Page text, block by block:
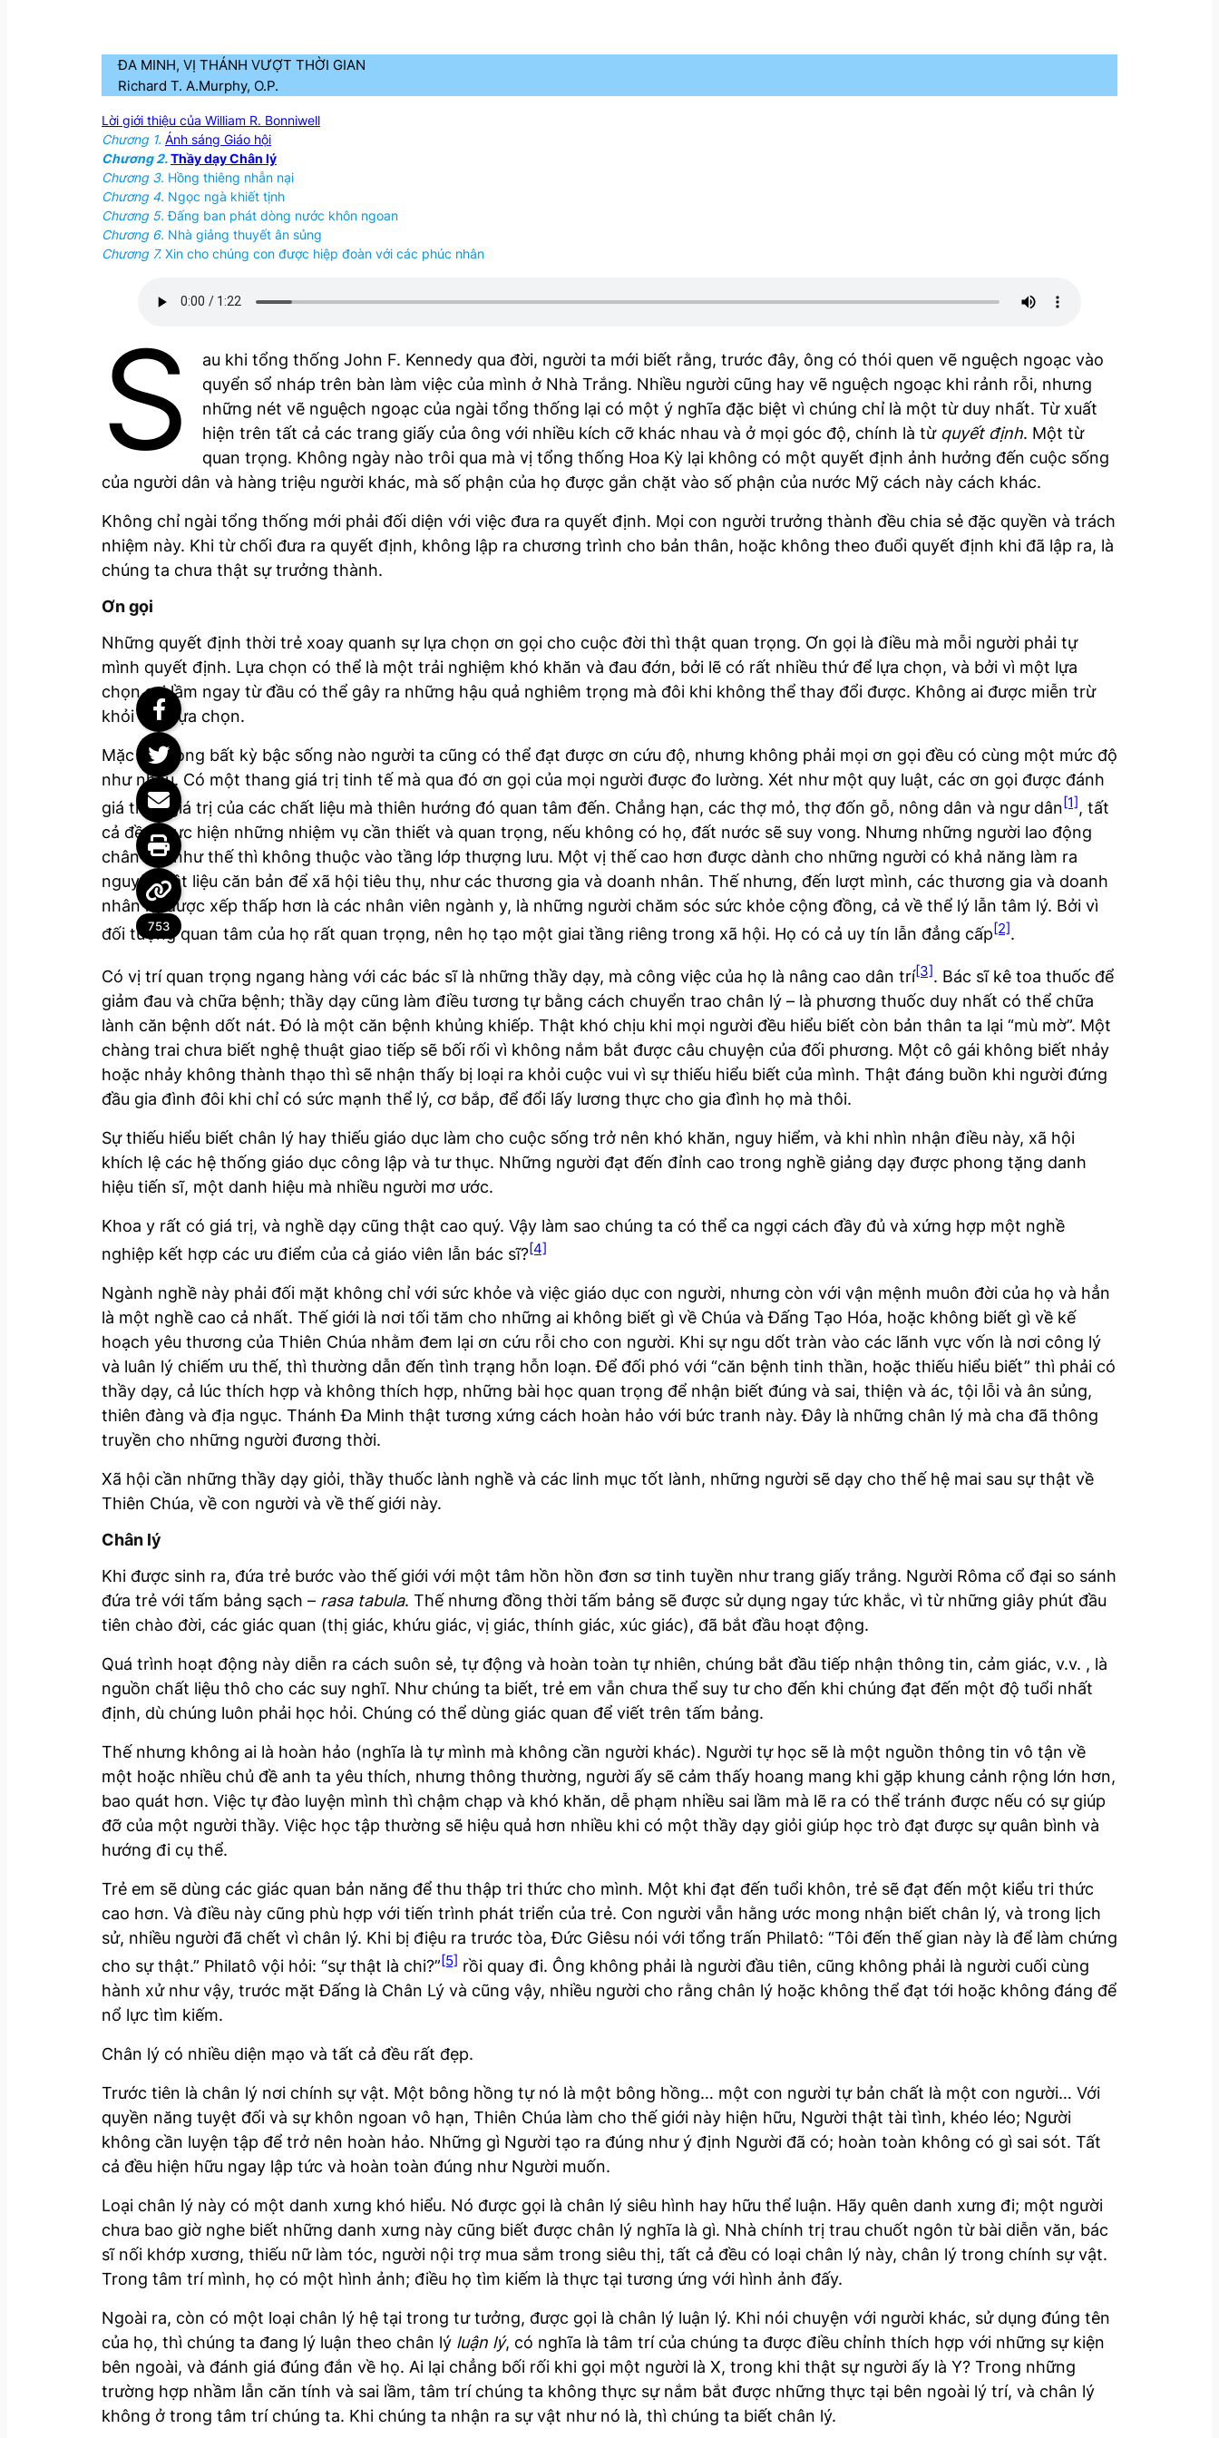
ĐA MINH, VỊ THÁNH VƯỢT THỜI GIAN
Richard T. A.Murphy, O.P.
Lời giới thiệu của William R. Bonniwell
Chương 1. Ánh sáng Giáo hội
Chương 2.Thầy dạy Chân lý
Chương 3. Hồng thiêng nhẫn nại
Chương 4. Ngọc ngà khiết tịnh
Chương 5. Đấng ban phát dòng nước khôn ngoan
Chương 6. Nhà giảng thuyết ân sủng
Chương 7. Xin cho chúng con được hiệp đoàn với các phúc nhân
S
au khi tổng thống John F. Kennedy qua đời, người ta mới biết rằng, trước đây, ông có thói quen vẽ nguệch ngoạc vào
quyển sổ nháp trên bàn làm việc của mình ở Nhà Trắng. Nhiều người cũng hay vẽ nguệch ngoạc khi rảnh rỗi, nhưng
những nét vẽ nguệch ngoạc của ngài tổng thống lại có một ý nghĩa đặc biệt vì chúng chỉ là một từ duy nhất. Từ xuất
hiện trên tất cả các trang giấy của ông với nhiều kích cỡ khác nhau và ở mọi góc độ, chính là từ quyết định. Một từ
quan trọng. Không ngày nào trôi qua mà vị tổng thống Hoa Kỳ lại không có một quyết định ảnh hưởng đến cuộc sống
của người dân và hàng triệu người khác, mà số phận của họ được gắn chặt vào số phận của nước Mỹ cách này cách khác.
Không chỉ ngài tổng thống mới phải đối diện với việc đưa ra quyết định. Mọi con người trưởng thành đều chia sẻ đặc quyền và trách
nhiệm này. Khi từ chối đưa ra quyết định, không lập ra chương trình cho bản thân, hoặc không theo đuổi quyết định khi đã lập ra, là
chúng ta chưa thật sự trưởng thành.
Ơn gọi
Những quyết định thời trẻ xoay quanh sự lựa chọn ơn gọi cho cuộc đời thì thật quan trọng. Ơn gọi là điều mà mỗi người phải tự
mình quyết định. Lựa chọn có thể là một trải nghiệm khó khăn và đau đớn, bởi lẽ có rất nhiều thứ để lựa chọn, và bởi vì một lựa
chọn sai lầm ngay từ đầu có thể gây ra những hậu quả nghiêm trọng mà đôi khi không thể thay đổi được. Không ai được miễn trừ
khỏi việc lựa chọn.
Mặc dù trong bất kỳ bậc sống nào người ta cũng có thể đạt được ơn cứu độ, nhưng không phải mọi ơn gọi đều có cùng một mức độ
như nhau. Có một thang giá trị tinh tế mà qua đó ơn gọi của mọi người được đo lường. Xét như một quy luật, các ơn gọi được đánh
giá theo giá trị của các chất liệu mà thiên hướng đó quan tâm đến. Chẳng hạn, các thợ mỏ, thợ đốn gỗ, nông dân và ngư dân[1], tất
cả đều thực hiện những nhiệm vụ cần thiết và quan trọng, nếu không có họ, đất nước sẽ suy vong. Nhưng những người lao động
chân tay như thế thì không thuộc vào tầng lớp thượng lưu. Một vị thế cao hơn được dành cho những người có khả năng làm ra
nguyên vật liệu căn bản để xã hội tiêu thụ, như các thương gia và doanh nhân. Thế nhưng, đến lượt mình, các thương gia và doanh
nhân lại được xếp thấp hơn là các nhân viên ngành y, là những người chăm sóc sức khỏe cộng đồng, cả về thể lý lẫn tâm lý. Bởi vì
đối tượng quan tâm của họ rất quan trọng, nên họ tạo một giai tầng riêng trong xã hội. Họ có cả uy tín lẫn đẳng cấp[2].
Có vị trí quan trọng ngang hàng với các bác sĩ là những thầy dạy, mà công việc của họ là nâng cao dân trí[3]. Bác sĩ kê toa thuốc để
giảm đau và chữa bệnh; thầy dạy cũng làm điều tương tự bằng cách chuyển trao chân lý – là phương thuốc duy nhất có thể chữa
lành căn bệnh dốt nát. Đó là một căn bệnh khủng khiếp. Thật khó chịu khi mọi người đều hiểu biết còn bản thân ta lại “mù mờ”. Một
chàng trai chưa biết nghệ thuật giao tiếp sẽ bối rối vì không nắm bắt được câu chuyện của đối phương. Một cô gái không biết nhảy
hoặc nhảy không thành thạo thì sẽ nhận thấy bị loại ra khỏi cuộc vui vì sự thiếu hiểu biết của mình. Thật đáng buồn khi người đứng
đầu gia đình đôi khi chỉ có sức mạnh thể lý, cơ bắp, để đổi lấy lương thực cho gia đình họ mà thôi.
Sự thiếu hiểu biết chân lý hay thiếu giáo dục làm cho cuộc sống trở nên khó khăn, nguy hiểm, và khi nhìn nhận điều này, xã hội
khích lệ các hệ thống giáo dục công lập và tư thục. Những người đạt đến đỉnh cao trong nghề giảng dạy được phong tặng danh
hiệu tiến sĩ, một danh hiệu mà nhiều người mơ ước.
Khoa y rất có giá trị, và nghề dạy cũng thật cao quý. Vậy làm sao chúng ta có thể ca ngợi cách đầy đủ và xứng hợp một nghề
nghiệp kết hợp các ưu điểm của cả giáo viên lẫn bác sĩ?[4]
Ngành nghề này phải đối mặt không chỉ với sức khỏe và việc giáo dục con người, nhưng còn với vận mệnh muôn đời của họ và hẳn
là một nghề cao cả nhất. Thế giới là nơi tối tăm cho những ai không biết gì về Chúa và Đấng Tạo Hóa, hoặc không biết gì về kế
hoạch yêu thương của Thiên Chúa nhằm đem lại ơn cứu rỗi cho con người. Khi sự ngu dốt tràn vào các lãnh vực vốn là nơi công lý
và luân lý chiếm ưu thế, thì thường dẫn đến tình trạng hỗn loạn. Để đối phó với “căn bệnh tinh thần, hoặc thiếu hiểu biết” thì phải có
thầy dạy, cả lúc thích hợp và không thích hợp, những bài học quan trọng để nhận biết đúng và sai, thiện và ác, tội lỗi và ân sủng,
thiên đàng và địa ngục. Thánh Đa Minh thật tương xứng cách hoàn hảo với bức tranh này. Đây là những chân lý mà cha đã thông
truyền cho những người đương thời.
Xã hội cần những thầy dạy giỏi, thầy thuốc lành nghề và các linh mục tốt lành, những người sẽ dạy cho thế hệ mai sau sự thật về
Thiên Chúa, về con người và về thế giới này.
Chân lý
Khi được sinh ra, đứa trẻ bước vào thế giới với một tâm hồn hồn đơn sơ tinh tuyền như trang giấy trắng. Người Rôma cổ đại so sánh
đứa trẻ với tấm bảng sạch – rasa tabula. Thế nhưng đồng thời tấm bảng sẽ được sử dụng ngay tức khắc, vì từ những giây phút đầu
tiên chào đời, các giác quan (thị giác, khứu giác, vị giác, thính giác, xúc giác), đã bắt đầu hoạt động.
Quá trình hoạt động này diễn ra cách suôn sẻ, tự động và hoàn toàn tự nhiên, chúng bắt đầu tiếp nhận thông tin, cảm giác, v.v. , là
nguồn chất liệu thô cho các suy nghĩ. Như chúng ta biết, trẻ em vẫn chưa thể suy tư cho đến khi chúng đạt đến một độ tuổi nhất
định, dù chúng luôn phải học hỏi. Chúng có thể dùng giác quan để viết trên tấm bảng.
Thế nhưng không ai là hoàn hảo (nghĩa là tự mình mà không cần người khác). Người tự học sẽ là một nguồn thông tin vô tận về
một hoặc nhiều chủ đề anh ta yêu thích, nhưng thông thường, người ấy sẽ cảm thấy hoang mang khi gặp khung cảnh rộng lớn hơn,
bao quát hơn. Việc tự đào luyện mình thì chậm chạp và khó khăn, dễ phạm nhiều sai lầm mà lẽ ra có thể tránh được nếu có sự giúp
đỡ của một người thầy. Việc học tập thường sẽ hiệu quả hơn nhiều khi có một thầy dạy giỏi giúp học trò đạt được sự quân bình và
hướng đi cụ thể.
Trẻ em sẽ dùng các giác quan bản năng để thu thập tri thức cho mình. Một khi đạt đến tuổi khôn, trẻ sẽ đạt đến một kiểu tri thức
cao hơn. Và điều này cũng phù hợp với tiến trình phát triển của trẻ. Con người vẫn hằng ước mong nhận biết chân lý, và trong lịch
sử, nhiều người đã chết vì chân lý. Khi bị điệu ra trước tòa, Đức Giêsu nói với tổng trấn Philatô: “Tôi đến thế gian này là để làm chứng
cho sự thật.” Philatô vội hỏi: “sự thật là chi?”[5] rồi quay đi. Ông không phải là người đầu tiên, cũng không phải là người cuối cùng
hành xử như vậy, trước mặt Đấng là Chân Lý và cũng vậy, nhiều người cho rằng chân lý hoặc không thể đạt tới hoặc không đáng để
nổ lực tìm kiếm.
Chân lý có nhiều diện mạo và tất cả đều rất đẹp.
Trước tiên là chân lý nơi chính sự vật. Một bông hồng tự nó là một bông hồng… một con người tự bản chất là một con người… Với
quyền năng tuyệt đối và sự khôn ngoan vô hạn, Thiên Chúa làm cho thế giới này hiện hữu, Người thật tài tình, khéo léo; Người
không cần luyện tập để trở nên hoàn hảo. Những gì Người tạo ra đúng như ý định Người đã có; hoàn toàn không có gì sai sót. Tất
cả đều hiện hữu ngay lập tức và hoàn toàn đúng như Người muốn.
Loại chân lý này có một danh xưng khó hiểu. Nó được gọi là chân lý siêu hình hay hữu thể luận. Hãy quên danh xưng đi; một người
chưa bao giờ nghe biết những danh xưng này cũng biết được chân lý nghĩa là gì. Nhà chính trị trau chuốt ngôn từ bài diễn văn, bác
sĩ nối khớp xương, thiếu nữ làm tóc, người nội trợ mua sắm trong siêu thị, tất cả đều có loại chân lý này, chân lý trong chính sự vật.
Trong tâm trí mình, họ có một hình ảnh; điều họ tìm kiếm là thực tại tương ứng với hình ảnh đấy.
Ngoài ra, còn có một loại chân lý hệ tại trong tư tưởng, được gọi là chân lý luận lý. Khi nói chuyện với người khác, sử dụng đúng tên
của họ, thì chúng ta đang lý luận theo chân lý luận lý, có nghĩa là tâm trí của chúng ta được điều chỉnh thích hợp với những sự kiện
bên ngoài, và đánh giá đúng đắn về họ. Ai lại chẳng bối rối khi gọi một người là X, trong khi thật sự người ấy là Y? Trong những
trường hợp nhầm lẫn căn tính và sai lầm, tâm trí chúng ta không thực sự nắm bắt được những thực tại bên ngoài lý trí, và chân lý
không ở trong tâm trí chúng ta. Khi chúng ta nhận ra sự vật như nó là, thì chúng ta biết chân lý.
753